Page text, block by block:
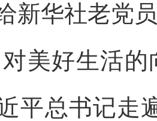
新华社老党
美好生活
平总书记走